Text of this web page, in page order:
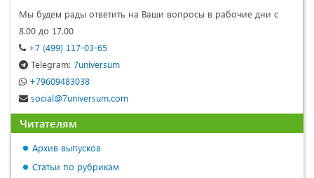
Мы будем рады ответить на Ваши вопросы в рабочие дни с
8.00 до 17.00
+7 (499) 117-03-65
Telegram: 7universum
+79609483038
social@7universum.com
Читателям
Архив выпусков
Статьи по рубрикам